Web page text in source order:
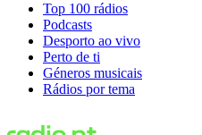
Top 100 rádios
Podcasts
Desporto ao vivo
Perto de ti
Géneros musicais
Rádios por tema